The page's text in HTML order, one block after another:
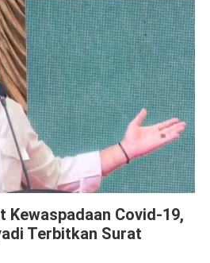
Kewaspadaan Covid-19,
Terbitkan Surat